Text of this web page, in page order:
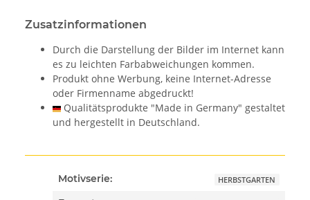
Zusatzinformationen
Durch die Darstellung der Bilder im Internet kann
es zu leichten Farbabweichungen kommen.
Produkt ohne Werbung, keine Internet-Adresse
oder Firmenname abgedruckt!
Qualitätsprodukte "Made in Germany" gestaltet
und hergestellt in Deutschland.
Motivserie: HERBSTGARTEN